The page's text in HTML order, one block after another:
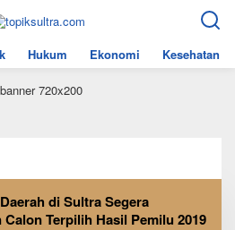
Hukum Ekonomi Kesehatan
di Sultra Segera
Calon Terpilih Hasil Pemilu 2019